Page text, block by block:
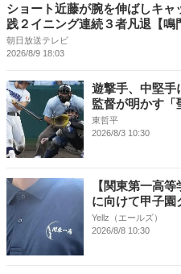
ショート近藤が腕を伸ばしキ
践２イニング連続３者凡退【鳴
朝日放送テレビ
2026/8/9 18:03
遊撃手、中堅
監督が明かす「
東哲平
2026/8/3 10:30
【関東第一高
に向けて甲子園
Yellz（エールズ）
2026/8/8 10:30